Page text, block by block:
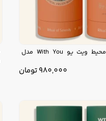
خوشبو کننده محیط ویت یو With You مدل
980,000تومان